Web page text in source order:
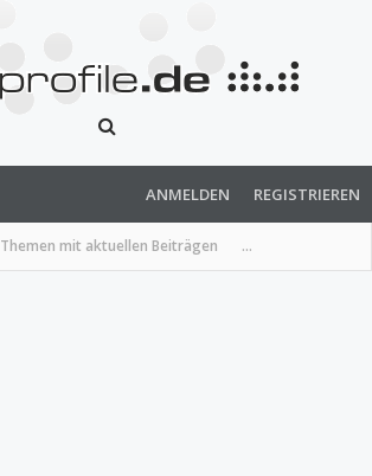
Themen mit aktuellen Beiträgen ...
ANMELDEN REGISTRIEREN